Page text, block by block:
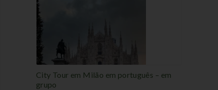
City Tour em Milão em português – em
grupo